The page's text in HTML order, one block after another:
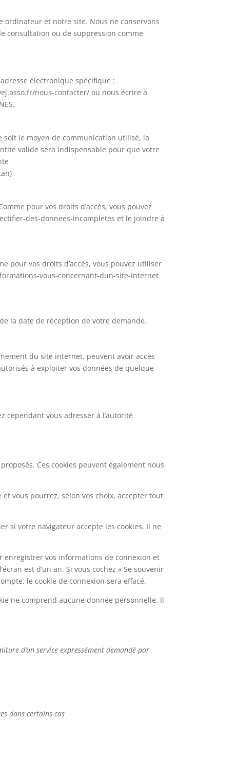
ordinateur et notre site. Nous ne conservons
consultation ou de suppression comme
électronique spécifique :
nous-contacter/ ou nous écrire à
soit le moyen de communication utilisé, la
valide sera indispensable pour que votre
pour vos droits d’accès, vous pouvez
des-donnees-incompletes et le joindre à
pour vos droits d’accès, vous pouvez utiliser
vous-concernant-dun-site-internet
la date de réception de votre demande.
du site internet, peuvent avoir accès
à exploiter vos données de quelque
cependant vous adresser à l’autorité
Ces cookies peuvent également nous
vous pourrez, selon vos choix, accepter tout
si votre navigateur accepte les cookies. Il ne
enregistrer vos informations de connexion et
est d’un an. Si vous cochez « Se souvenir
le cookie de connexion sera effacé.
ne comprend aucune donnée personnelle. Il
d’un service expressément demandé par
dans certains cas